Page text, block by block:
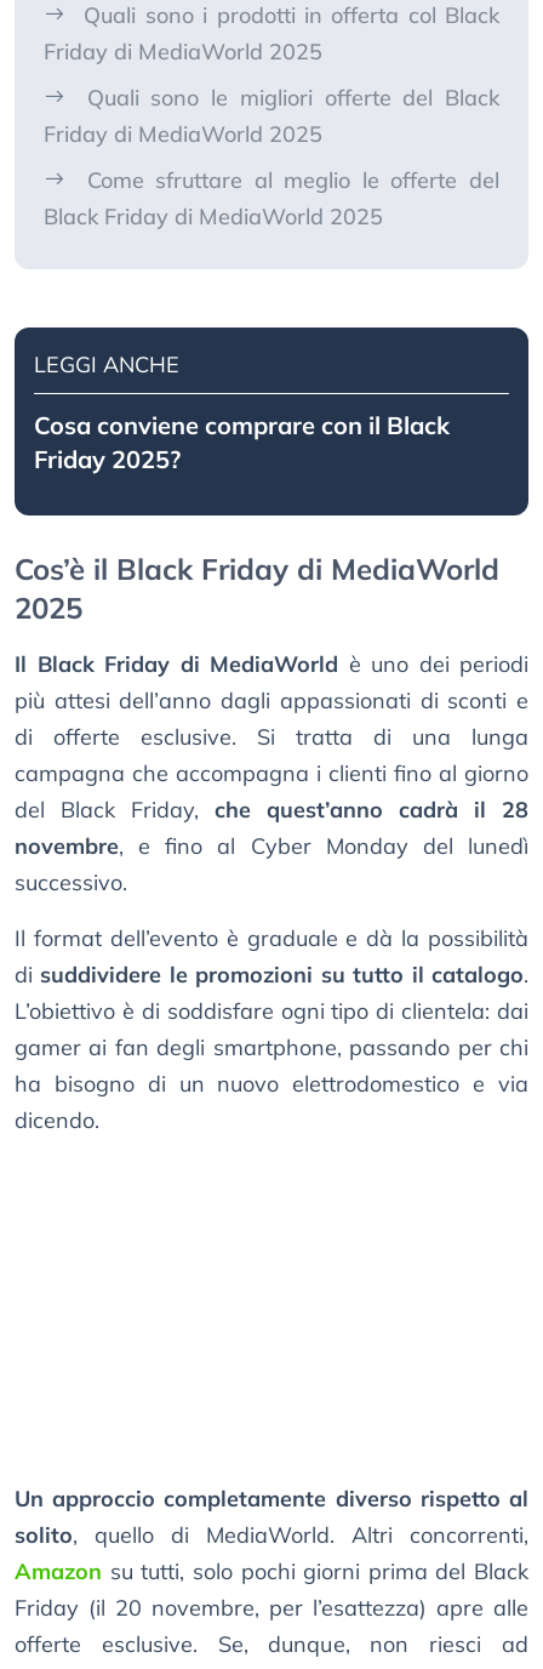
Quali sono i prodotti in offerta col Black
Friday di MediaWorld 2025
Quali sono le migliori offerte del Black
Friday di MediaWorld 2025
Come sfruttare al meglio le offerte del
Black Friday di MediaWorld 2025
LEGGI ANCHE
Cosa conviene comprare con il Black
Friday 2025?
Cos’è il Black Friday di MediaWorld
2025
Il Black Friday di MediaWorld è uno dei periodi
più attesi dell’anno dagli appassionati di sconti e
di offerte esclusive. Si tratta di una lunga
campagna che accompagna i clienti fino al giorno
del Black Friday, che quest’anno cadrà il 28
novembre, e fino al Cyber Monday del lunedì
successivo.
Il format dell’evento è graduale e dà la possibilità
di suddividere le promozioni su tutto il catalogo.
L’obiettivo è di soddisfare ogni tipo di clientela: dai
gamer ai fan degli smartphone, passando per chi
ha bisogno di un nuovo elettrodomestico e via
dicendo.
Un approccio completamente diverso rispetto al
solito, quello di MediaWorld. Altri concorrenti,
Amazon su tutti, solo pochi giorni prima del Black
Friday (il 20 novembre, per l’esattezza) apre alle
offerte esclusive. Se, dunque, non riesci ad